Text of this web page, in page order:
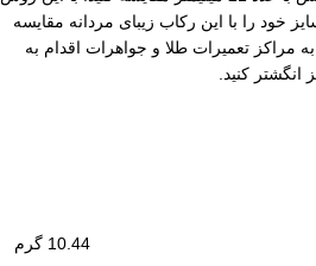
خود را با این رکاب زیبای مردانه مقایسه
به مراکز تعمیرات طلا و جواهرات اقدام به
کنید.
10.44 گرم